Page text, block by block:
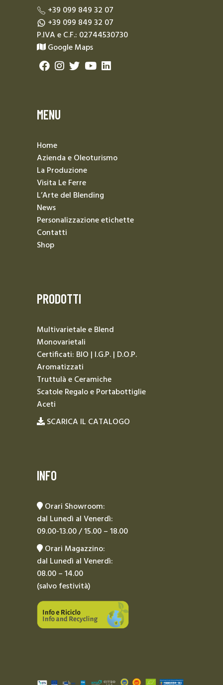
+39 099 849 32 07
+39 099 849 32 07
P.IVA e C.F.: 02744530730
Google Maps
MENU
Home
Azienda e Oleoturismo
La Produzione
Visita Le Ferre
L’Arte del Blending
News
Personalizzazione etichette
Contatti
Shop
PRODOTTI
Multivarietale e Blend
Monovarietali
Certificati: BIO | I.G.P. | D.O.P.
Aromatizzati
Truttulà e Ceramiche
Scatole Regalo e Portabottiglie
Aceti
SCARICA IL CATALOGO
INFO
Orari Showroom:
dal Lunedì al Venerdì:
09.00-13.00 / 15.00 – 18.00
Orari Magazzino:
dal Lunedì al Venerdì:
08.00 – 14.00
(salvo festività)